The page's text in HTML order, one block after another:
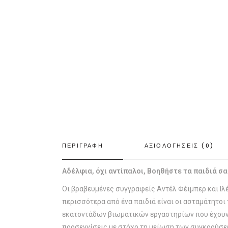
ΠΕΡΙΓΡΑΦΗ ΑΞΙΟΛΟΓΗΣΕΙΣ (0)
Αδέλφια, όχι αντίπαλοι, Βοηθήστε τα παιδιά
Οι βραβευμένες συγγραφείς Αντέλ Φέιμπερ και
περισσότερα από ένα παιδιά είναι οι
εκατοντάδων βιωματικών εργαστηρίων που